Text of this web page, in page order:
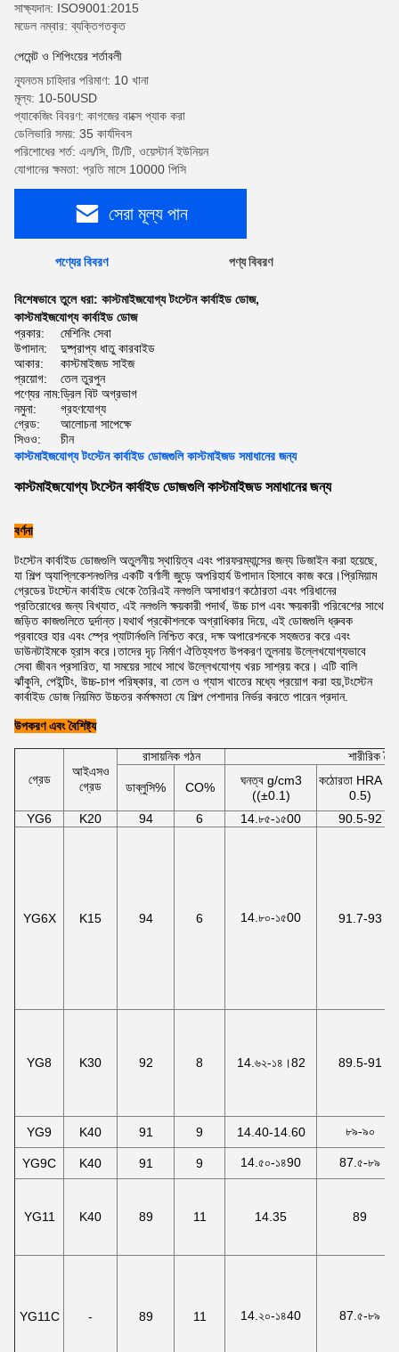
সাক্ষ্যদান: ISO9001:2015
মডেল নম্বার: ব্যক্তিগতকৃত
পেমেন্ট ও শিপিংয়ের শর্তাবলী
ন্যূনতম চাহিদার পরিমাণ: 10 খানা
মূল্য: 10-50USD
প্যাকেজিং বিবরণ: কাগজের বাক্সে প্যাক করা
ডেলিভারি সময়: 35 কার্যদিবস
পরিশোধের শর্ত: এল/সি, টি/টি, ওয়েস্টার্ন ইউনিয়ন
যোগানের ক্ষমতা: প্রতি মাসে 10000 পিসি
সেরা মূল্য পান
পণ্যের বিবরণ পণ্য বিবরণ
বিশেষভাবে তুলে ধরা: কাস্টমাইজযোগ্য টংস্টেন কার্বাইড ডোজ,
কাস্টমাইজযোগ্য কার্বাইড ডোজ
প্রকার:
মেশিনিং সেবা
উপাদান:
দুষ্প্রাপ্য ধাতু কারবাইড
আকার:
কাস্টমাইজড সাইজ
প্রয়োগ:
তেল তুরপুন
পণ্যের নাম:ড্রিল বিট অগ্রভাগ
নমুনা:
গ্রহণযোগ্য
গ্রেড:
আলোচনা সাপেক্ষে
সিওও:
চীন
কাস্টমাইজযোগ্য টংস্টেন কার্বাইড ডোজগুলি কাস্টমাইজড সমাধানের জন্য
কাস্টমাইজযোগ্য টংস্টেন কার্বাইড ডোজগুলি কাস্টমাইজড সমাধানের জন্য
বর্ণনা
টংস্টেন কার্বাইড ডোজগুলি অতুলনীয় স্থায়িত্ব এবং পারফরম্যান্সের জন্য ডিজাইন করা হয়েছে,
যা শিল্প অ্যাপ্লিকেশনগুলির একটি বর্ণালী জুড়ে অপরিহার্য উপাদান হিসাবে কাজ করে।প্রিমিয়াম
গ্রেডের টংস্টেন কার্বাইড থেকে তৈরিএই নলগুলি অসাধারণ কঠোরতা এবং পরিধানের
প্রতিরোধের জন্য বিখ্যাত, এই নলগুলি ক্ষয়কারী পদার্থ, উচ্চ চাপ এবং ক্ষয়কারী পরিবেশের সাথে
জড়িত কাজগুলিতে দুর্দান্ত।যথার্থ প্রকৌশলকে অগ্রাধিকার দিয়ে, এই ডোজগুলি ধ্রুবক
প্রবাহের হার এবং স্প্রে প্যাটার্নগুলি নিশ্চিত করে, দক্ষ অপারেশনকে সহজতর করে এবং
ডাউনটাইমকে হ্রাস করে।তাদের দৃঢ় নির্মাণ ঐতিহ্যগত উপকরণ তুলনায় উল্লেখযোগ্যভাবে
সেবা জীবন প্রসারিত, যা সময়ের সাথে সাথে উল্লেখযোগ্য খরচ সাশ্রয় করে। এটি বালি
ঝাঁকুনি, পেইন্টিং, উচ্চ-চাপ পরিষ্কার, বা তেল ও গ্যাস খাতের মধ্যে প্রয়োগ করা হয়,টংস্টেন
কার্বাইড ডোজ নিয়মিত উচ্চতর কর্মক্ষমতা যে শিল্প পেশাদার নির্ভর করতে পারেন প্রদান.
উপকরণ এবং বৈশিষ্ট্য
গ্রেড
আইএসও
গ্রেড
রাসায়নিক গঠন শারীরিক
ডাব্লুসি% CO%
ঘনত্ব g/cm3
((±0.1)
কঠোরতা HRA
0.5)
YG6
K20 94 6 14.৮৫-১৫00 90.5-92
YG6X K15 94 6 14.৮০-১৫00 91.7-93
YG8 K30 92 8 14.৬২-১৪।82 89.5-91
YG9 K40 91 9 14.40-14.60 ৮৯-৯০
YG9C K40 91 9 14.৫০-১৪90 87.৫-৮৯
YG11 K40 89 11 14.35 89
YG11C - 89 11 14.২০-১৪40 87.৫-৮৯